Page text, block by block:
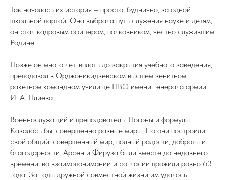
Так началась их история – просто, буднично, за одной
школьной партой. Она выбрала путь служения науке и детям,
он стал кадровым офицером, полковником, честно служившим
Родине.
Позже он много лет, вплоть до закрытия учебного заведения,
преподавал в Орджоникидзевском высшем зенитном
ракетном командном училище ПВО имени генерала армии
И. А. Плиева.
Военнослужащий и преподаватель. Погоны и формулы.
Казалось бы, совершенно разные миры. Но они построили
свой общий, совершенный мир, полный радости, доброты и
благодарности. Арсен и Фируза были вместе до недавнего
времени, во взаимопонимании и согласии прожили ровно 63
года. За годы дружной совместной жизни им удалось